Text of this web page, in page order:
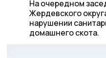
На очередном
Жердевского
нарушении
домашнего скота.